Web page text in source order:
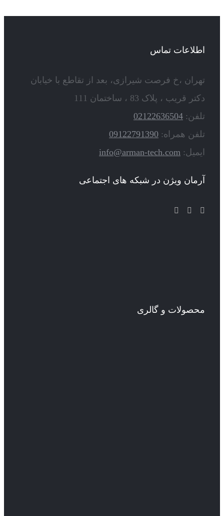
اطلاعات تماس
تهران ،خ فرصت شیرازی، بعد از تقاطع با خیابان
دکتر قریب ، پلاک 83 ، ساختمان 111
تلفن: 02122636504
تلفن همراه: 09122791390
ایمیل: info@arman-tech.com
آرمان ویژن در شبکه های اجتماعی
محصولات و گالری